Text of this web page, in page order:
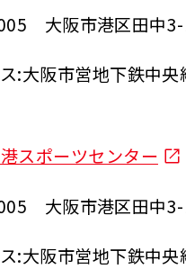
大阪市港区田中
:大阪市営地下鉄中央
スポーツセンター
大阪市港区田中
:大阪市営地下鉄中央